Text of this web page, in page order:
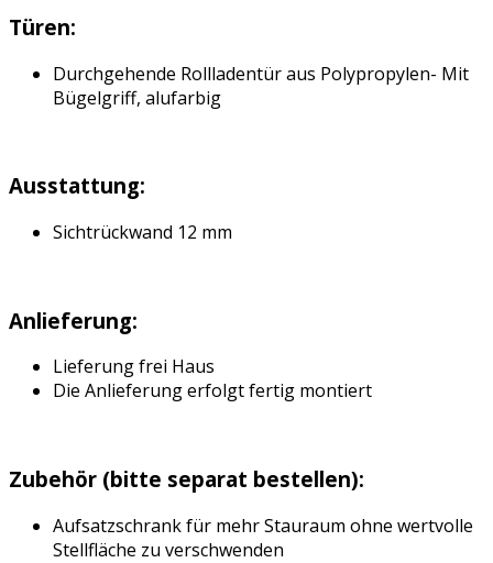
Türen:
Durchgehende Rollladentür aus Polypropylen- Mit
Bügelgriff, alufarbig
Ausstattung:
Sichtrückwand 12 mm
Anlieferung:
Lieferung frei Haus
Die Anlieferung erfolgt fertig montiert
Zubehör (bitte separat bestellen):
Aufsatzschrank für mehr Stauraum ohne wertvolle
Stellfläche zu verschwenden